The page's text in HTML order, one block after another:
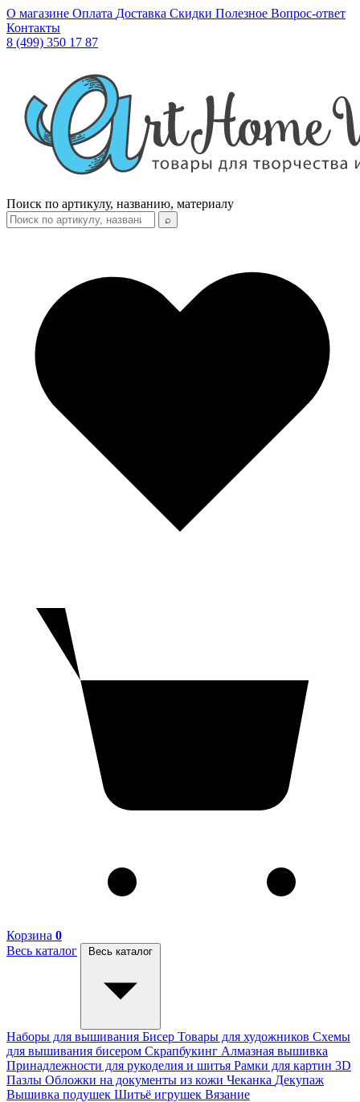
О магазине Оплата Доставка Скидки Полезное Вопрос-ответ
Контакты
8 (499) 350 17 87
Поиск по артикулу, названию, материалу
⌕
Корзина 0
Весь каталог
Весь каталог
Наборы для вышивания Бисер Товары для художников Схемы
для вышивания бисером Скрапбукинг Алмазная вышивка
Принадлежности для рукоделия и шитья Рамки для картин 3D
Пазлы Обложки на документы из кожи Чеканка Декупаж
Вышивка подушек Шитьё игрушек Вязание